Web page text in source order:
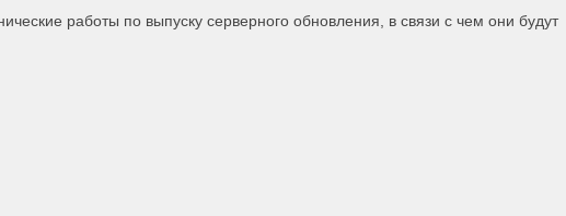
работы по выпуску серверного обновления, в связи с чем они будут